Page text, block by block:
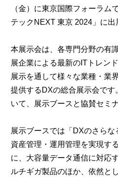
（金）に東京国際フォーラム
テックNEXT 東京 2024」に出
本展示会は、各専門分野の有
展企業による最新のITトレン
展示を通して様々な業種・業
提供するDXの総合展示会で
いて、展示ブースと協賛セミ
展示ブースでは「DXのさらな
資産管理・運用管理を実現す
に、大容量データ通信に対応
ルチギガ製品のほか、依然と